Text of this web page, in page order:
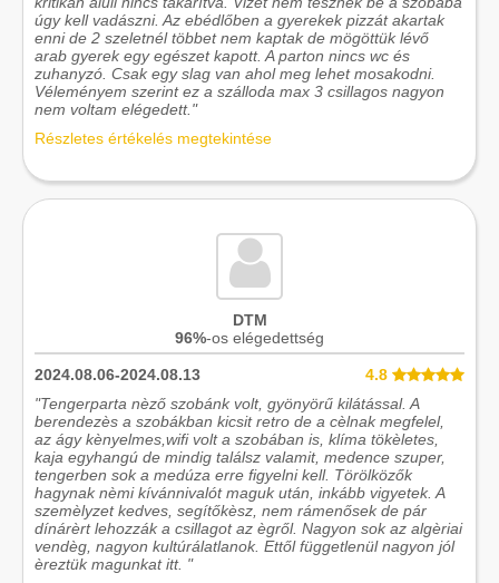
úgy kell vadászni. Az ebédlőben a gyerekek pizzát akartak
enni de 2 szeletnél többet nem kaptak de mögöttük lévő
arab gyerek egy egészet kapott. A parton nincs wc és
zuhanyzó. Csak egy slag van ahol meg lehet mosakodni.
Véleményem szerint ez a szálloda max 3 csillagos nagyon
nem voltam elégedett."
Részletes értékelés megtekintése
DTM
96%-os elégedettség
2024.08.06-2024.08.13
4.8
"Tengerparta nèző szobánk volt, gyönyörű kilátással. A
berendezès a szobákban kicsit retro de a cèlnak megfelel,
az ágy kènyelmes,wifi volt a szobában is, klíma tökèletes,
kaja egyhangú de mindig találsz valamit, medence szuper,
tengerben sok a medúza erre figyelni kell. Törölközők
hagynak nèmi kívánnivalót maguk után, inkább vigyetek. A
szemèlyzet kedves, segítőkèsz, nem rámenősek de pár
dínárèrt lehozzák a csillagot az ègről. Nagyon sok az algèriai
vendèg, nagyon kultúrálatlanok. Ettől függetlenül nagyon jól
èreztük magunkat itt. "